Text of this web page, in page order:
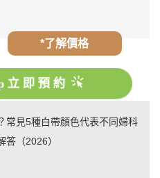
*了解價格
即預約
常見5種白帶顏色代表不同婦科
答（2026）